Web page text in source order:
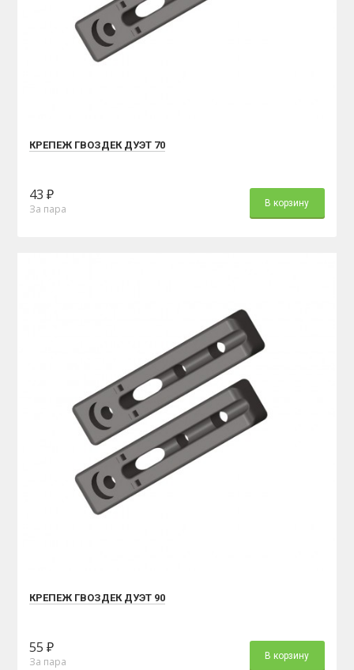
КРЕПЕЖ ГВОЗДЕК ДУЭТ 70
43 ₽
За пара В корзину
КРЕПЕЖ ГВОЗДЕК ДУЭТ 90
55 ₽
За пара В корзину